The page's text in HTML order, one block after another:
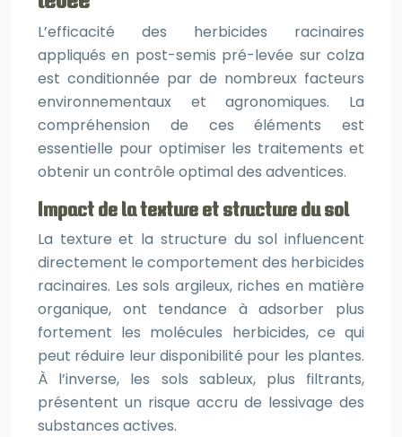
L’efficacité des herbicides racinaires
appliqués en post-semis pré-levée sur colza
est conditionnée par de nombreux facteurs
environnementaux et agronomiques. La
compréhension de ces éléments est
essentielle pour optimiser les traitements et
obtenir un contrôle optimal des adventices.
Impact de la texture et structure du sol
La texture et la structure du sol influencent
directement le comportement des herbicides
racinaires. Les sols argileux, riches en matière
organique, ont tendance à adsorber plus
fortement les molécules herbicides, ce qui
peut réduire leur disponibilité pour les plantes.
À l’inverse, les sols sableux, plus filtrants,
présentent un risque accru de lessivage des
substances actives.